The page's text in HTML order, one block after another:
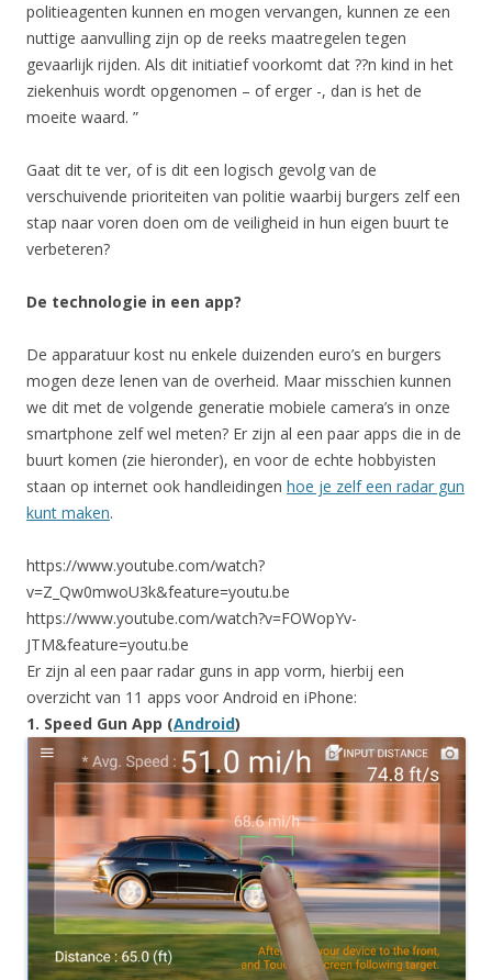
politieagenten kunnen en mogen vervangen, kunnen ze een
nuttige aanvulling zijn op de reeks maatregelen tegen
gevaarlijk rijden. Als dit initiatief voorkomt dat ??n kind in het
ziekenhuis wordt opgenomen – of erger -, dan is het de
moeite waard. ”
Gaat dit te ver, of is dit een logisch gevolg van de
verschuivende prioriteiten van politie waarbij burgers zelf een
stap naar voren doen om de veiligheid in hun eigen buurt te
verbeteren?
De technologie in een app?
De apparatuur kost nu enkele duizenden euro’s en burgers
mogen deze lenen van de overheid. Maar misschien kunnen
we dit met de volgende generatie mobiele camera’s in onze
smartphone zelf wel meten? Er zijn al een paar apps die in de
buurt komen (zie hieronder), en voor de echte hobbyisten
staan op internet ook handleidingen hoe je zelf een radar gun
kunt maken.
https://www.youtube.com/watch?
v=Z_Qw0mwoU3k&feature=youtu.be
https://www.youtube.com/watch?v=FOWopYv-
JTM&feature=youtu.be
Er zijn al een paar radar guns in app vorm, hierbij een
overzicht van 11 apps voor Android en iPhone:
1. Speed Gun App (Android)